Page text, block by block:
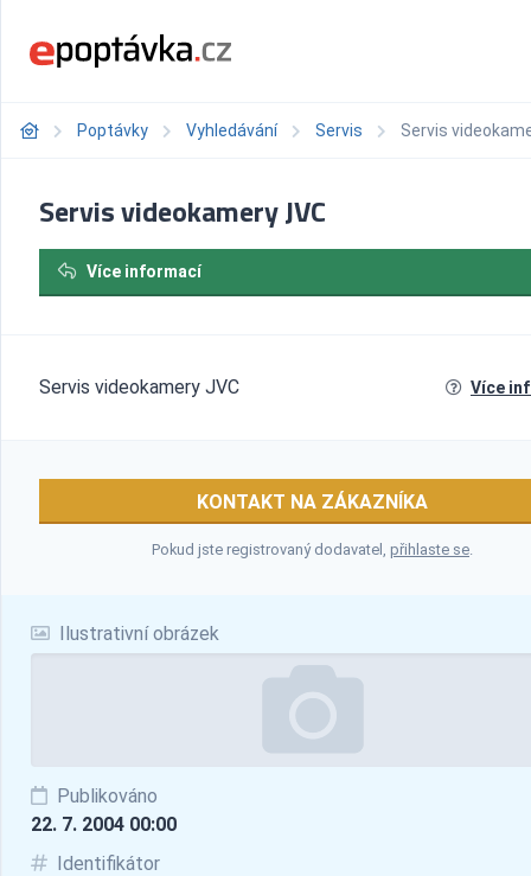
Poptávky Vyhledávání Servis Servis
Ilustrativní obrázek
Publikováno
22. 7. 2004 00:00
Identifikátor
Servis videokamery JVC
Více informací
Servis videokamery JVC Více
KONTAKT NA ZÁKAZNÍKA
Pokud jste registrovaný dodavatel, přihlaste se.